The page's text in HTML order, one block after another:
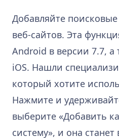
Добавляйте
веб-сайтов. Эта
Android в версии 7.7, а
iOS. Нашли
который хотите
Нажмите и
выберите «Добавить
систему», и она